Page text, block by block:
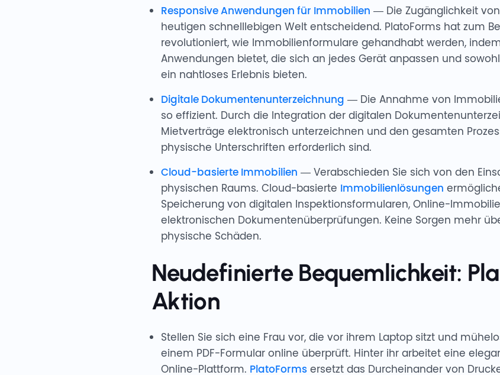
Responsive Anwendungen für Immobilien — Die Zugänglichkeit
heutigen schnelllebigen Welt entscheidend. PlatoForms hat zum
revolutioniert, wie Immobilienformulare gehandhabt werden,
Anwendungen bietet, die sich an jedes Gerät anpassen und
ein nahtloses Erlebnis bieten.
Digitale Dokumentenunterzeichnung — Die Annahme von
so effizient. Durch die Integration der digitalen
Mietverträge elektronisch unterzeichnen und den gesamten
physische Unterschriften erforderlich sind.
Cloud-basierte Immobilien — Verabschieden Sie sich von den
physischen Raums. Cloud-basierte Immobilienlösungen
Speicherung von digitalen Inspektionsformularen, Online-
elektronischen Dokumentenüberprüfungen. Keine Sorgen mehr
physische Schäden.
Neudefinierte Bequemlichkeit:
Aktion
Stellen Sie sich eine Frau vor, die vor ihrem Laptop sitzt und
einem PDF-Formular online überprüft. Hinter ihr arbeitet eine
Online-Plattform. PlatoFormsersetzt das Durcheinander von